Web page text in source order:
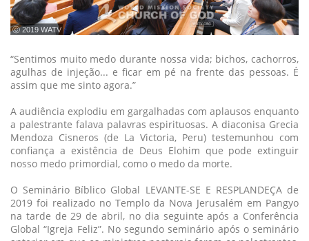
ⓒ 2019 WATV
“Sentimos muito medo durante nossa vida; bichos, cachorros,
agulhas de injeção... e ficar em pé na frente das pessoas. É
assim que me sinto agora.”
A audiência explodiu em gargalhadas com aplausos enquanto
a palestrante falava palavras espirituosas. A diaconisa Grecia
Mendoza Cisneros (de La Victoria, Peru) testemunhou com
confiança a existência de Deus Elohim que pode extinguir
nosso medo primordial, como o medo da morte.
O Seminário Bíblico Global LEVANTE-SE E RESPLANDEÇA de
2019 foi realizado no Templo da Nova Jerusalém em Pangyo
na tarde de 29 de abril, no dia seguinte após a Conferência
Global “Igreja Feliz”. No segundo seminário após o seminário